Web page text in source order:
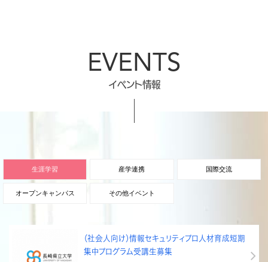
EVENTS
イベント情報
生涯学習 産学連携 国際交流
オープンキャンパス その他イベント
（社会人向け）情報セキュリティプロ人材育成短期
集中プログラム受講生募集